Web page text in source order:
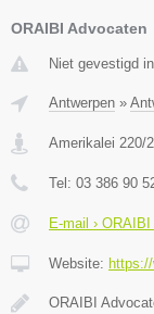
ORAIBI Advocaten
Niet gevestigd
Antwerpen »
Amerikalei 220/
Tel: 03 386 90
E-mail ›
Website:
ORAIBI